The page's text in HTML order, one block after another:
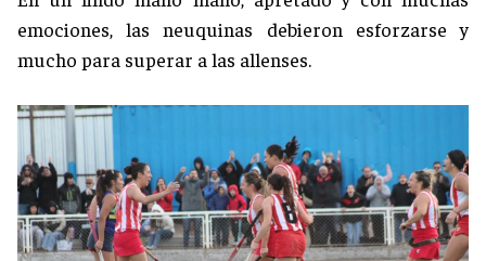
emociones, las neuquinas debieron esforzarse y
mucho para superar a las allenses.